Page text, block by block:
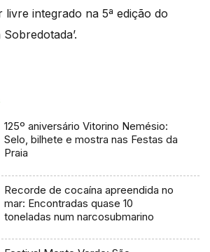
integrado na 5ª edição do
125º aniversário Vitorino Nemésio:
Selo, bilhete e mostra nas Festas da
Praia
Recorde de cocaína apreendida no
mar: Encontradas quase 10
toneladas num narcosubmarino